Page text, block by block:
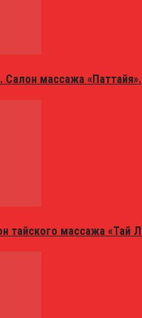
Салон массажа «Паттайя».
тайского массажа «Тай